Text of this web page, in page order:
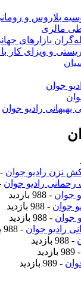
بلاروس و
مالزی
بازارهای
و ویزای کار با
جوان
بهبهانی رادیو جوان
نزن رادیو جوان - 988 بازدید
رحمانی رادیو جوان -
جوان - 988 بازدید
جوان - 988 بازدید
جوان - 988 بازدید
رادیو جوان - 988 بازدید
- 988 بازدید
- 989 بازدید
- 989 بازدید